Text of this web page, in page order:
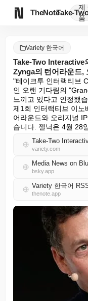
TheNote
제
품
Take-
Variety 한국어
Take-Two Interactive
Zynga의 턴어라운드,
"테이크투 인터랙티브
인 오랜 기다림의
느끼고 있다고 인정했
제1회 인터랙티브 이노
어라운드와 오리지널
습니다. 젤닉은 4월 28
variety.com
Media News on
bsky.app
Variety 한국어
thenote.app